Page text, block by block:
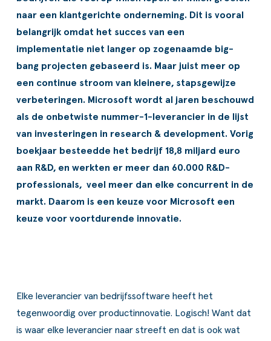
Workflow
Voorraad management &
Documenten aanpassen
Downloads
Klantcases
Business Central Trainingen
klanten
team
bij SucceedIT
partners
doelen
naar een klantgerichte onderneming. Dit is vooral
belangrijk omdat het succes van een
implementatie niet langer op zogenaamde big-
bang projecten gebaseerd is. Maar juist meer op
een continue stroom van kleinere, stapsgewijze
verbeteringen. Microsoft wordt al jaren beschouwd
als de onbetwiste nummer-1-leverancier in de lijst
van investeringen in research & development. Vorig
boekjaar besteedde het bedrijf 18,8 miljard euro
aan R&D, en werkten er meer dan 60.000 R&D-
professionals, veel meer dan elke concurrent in de
markt. Daarom is een keuze voor Microsoft een
keuze voor voortdurende innovatie.
Elke leverancier van bedrijfssoftware heeft het
tegenwoordig over productinnovatie. Logisch! Want dat
is waar elke leverancier naar streeft en dat is ook wat